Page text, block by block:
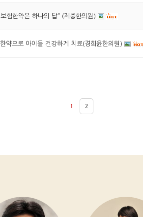
험한약은 하나의 답” (제중한의원)
약으로 아이들 건강하게 치료(경희윤한의원)
1 2